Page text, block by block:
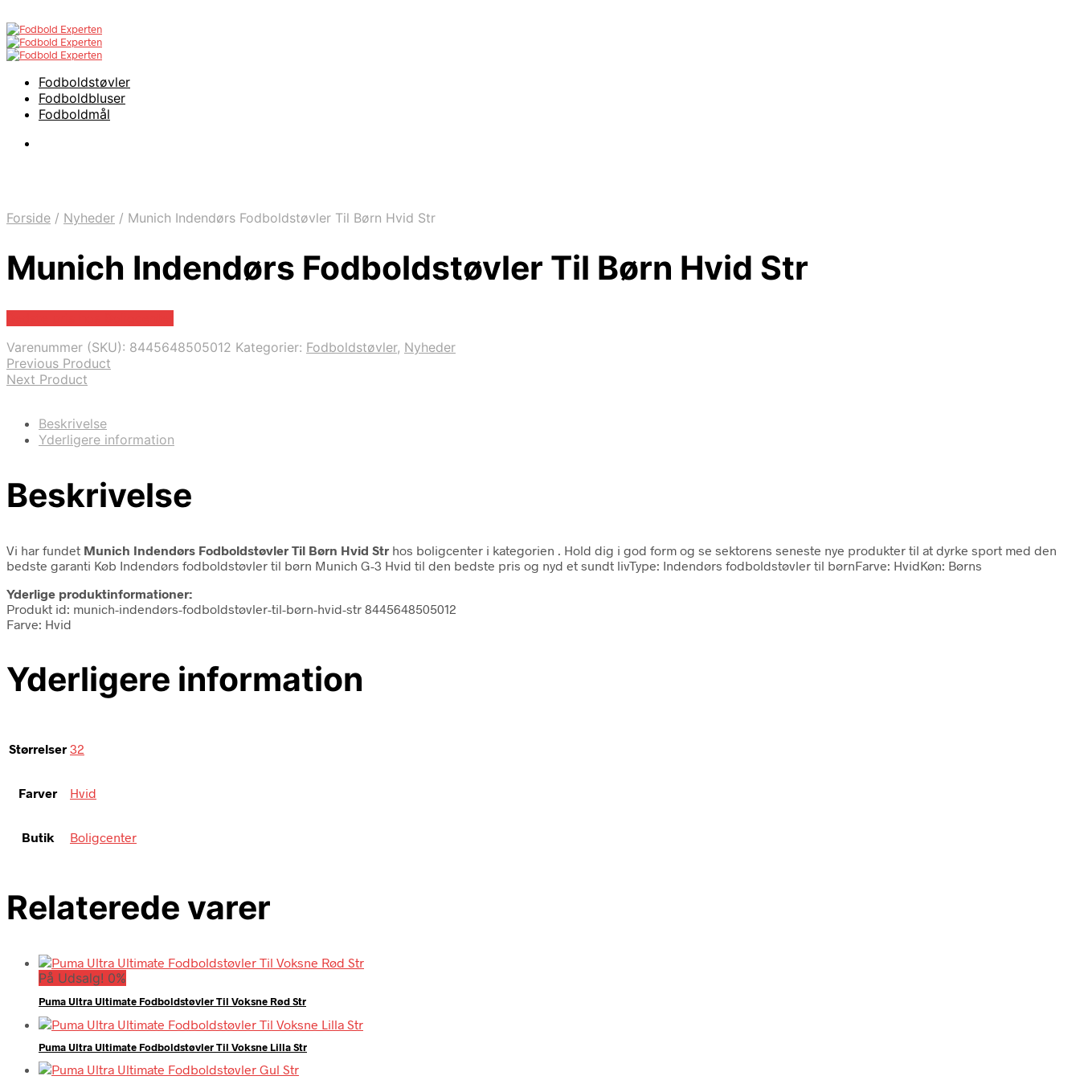
Fodboldstøvler
Fodboldbluser
Fodboldmål
Forside / Nyheder / Munich Indendørs Fodboldstøvler Til Børn Hvid Str
Munich Indendørs Fodboldstøvler Til Børn Hvid Str
Varenummer (SKU): 8445648505012 Kategorier: Fodboldstøvler, Nyheder
Previous Product
Next Product
Beskrivelse
Yderligere information
Beskrivelse
Vi har fundet Munich Indendørs Fodboldstøvler Til Børn Hvid Str hos boligcenter i kategorien
. Hold dig i god form og se sektorens seneste nye produkter til at dyrke sport med den
bedste garanti Køb Indendørs fodboldstøvler til børn Munich G-3 Hvid til den bedste pris og nyd et sundt livType: Indendørs fodboldstøvler til børnFarve: HvidKøn: Børns
Yderlige produktinformationer:
Produkt id: munich-indendørs-fodboldstøvler-til-børn-hvid-str 8445648505012
Farve: Hvid
Yderligere information
Størrelser 32
Farver Hvid
Butik Boligcenter
Relaterede varer
På Udsalg! 0%
Puma Ultra Ultimate Fodboldstøvler Til Voksne Rød Str
Puma Ultra Ultimate Fodboldstøvler Til Voksne Lilla Str